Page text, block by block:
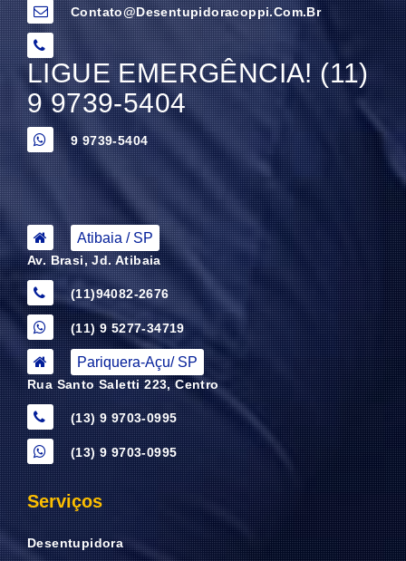
Contato@desentupidoracoppi.com.br
LIGUE EMERGÊNCIA! (11)
9 9739-5404
9 9739-5404
Atibaia / SP
Av. Brasi, Jd. Atibaia
(11)94082-2676
(11) 9 5277-34719
Pariquera-Açu/ SP
Rua Santo Saletti 223, Centro
(13) 9 9703-0995
(13) 9 9703-0995
Serviços
Desentupidora